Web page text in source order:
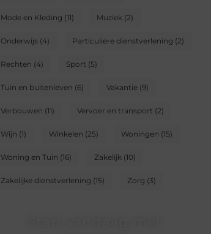
Mode en Kleding (11) Muziek (2)
Onderwijs (4) Particuliere dienstverlening (2)
Rechten (4) Sport (5)
Tuin en buitenleven (6) Vakantie (9)
Verbouwen (11) Vervoer en transport (2)
Wijn (1) Winkelen (25) Woningen (15)
Woning en Tuin (16) Zakelijk (10)
Zakelijke dienstverlening (15) Zorg (3)